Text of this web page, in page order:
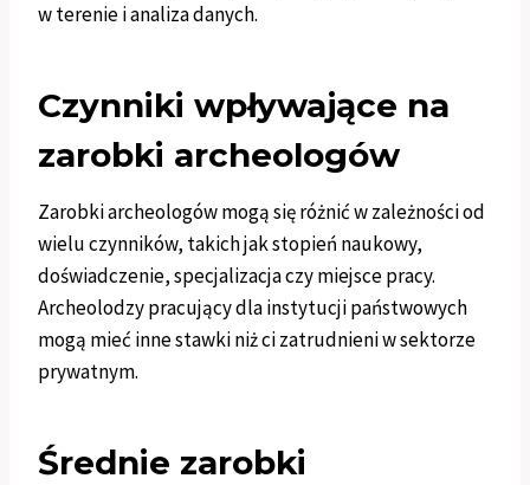
w terenie i analiza danych.
Czynniki wpływające na
zarobki archeologów
Zarobki archeologów mogą się różnić w zależności od
wielu czynników, takich jak stopień naukowy,
doświadczenie, specjalizacja czy miejsce pracy.
Archeolodzy pracujący dla instytucji państwowych
mogą mieć inne stawki niż ci zatrudnieni w sektorze
prywatnym.
Średnie zarobki